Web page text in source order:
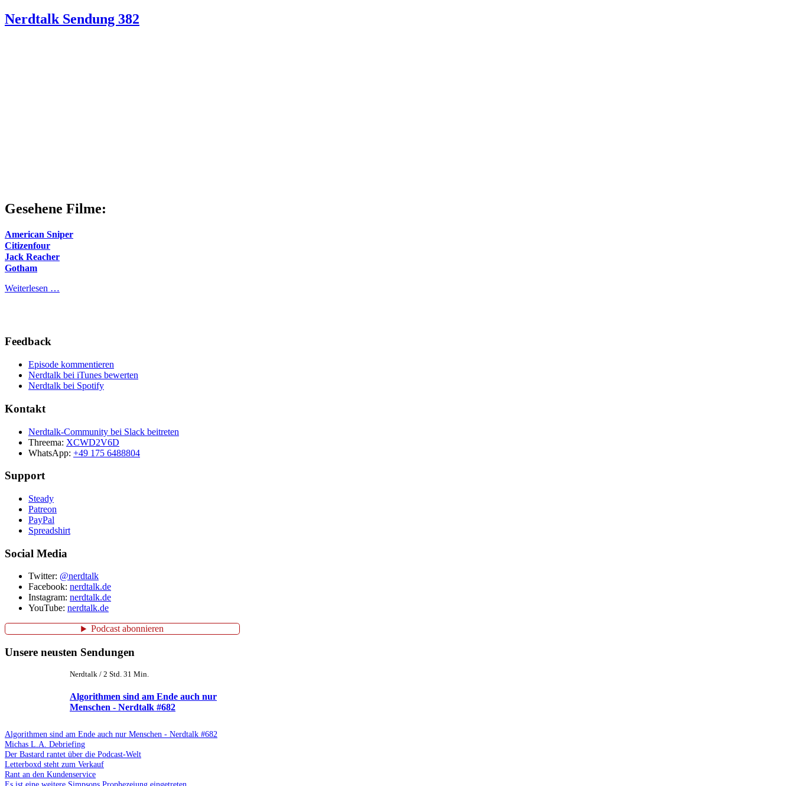
Nerdtalk Sendung 382
Gesehene Filme:
American Sniper
Citizenfour
Jack Reacher
Gotham
Weiterlesen …
Feedback
Episode kommentieren
Nerdtalk bei iTunes bewerten
Nerdtalk bei Spotify
Kontakt
Nerdtalk-Community bei Slack beitreten
Threema: XCWD2V6D
WhatsApp: +49 175 6488804
Support
Steady
Patreon
PayPal
Spreadshirt
Social Media
Twitter: @nerdtalk
Facebook: nerdtalk.de
Instagram: nerdtalk.de
YouTube: nerdtalk.de
Podcast abonnieren
Unsere neusten Sendungen
Nerdtalk / 2 Std. 31 Min.
Algorithmen sind am Ende auch nur
Menschen - Nerdtalk #682
Algorithmen sind am Ende auch nur Menschen - Nerdtalk #682
Michas L.A. Debriefing
Der Bastard rantet über die Podcast-Welt
Letterboxd steht zum Verkauf
Rant an den Kundenservice